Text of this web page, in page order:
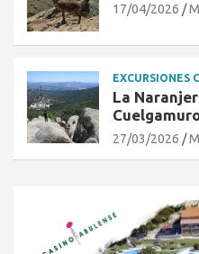
17/04/2026
EXCURSIONES
La
27/03/2026